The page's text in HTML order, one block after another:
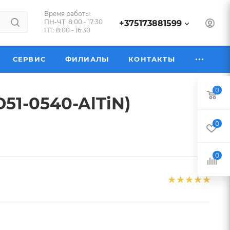
Время работы:
ПН-ЧТ: 8:00 - 17:30
ПТ: 8:00 - 16:30
+375173881599
СЕРВИС ФИЛИАЛЫ КОНТАКТЫ
0540-AlTiN)
0
0
0